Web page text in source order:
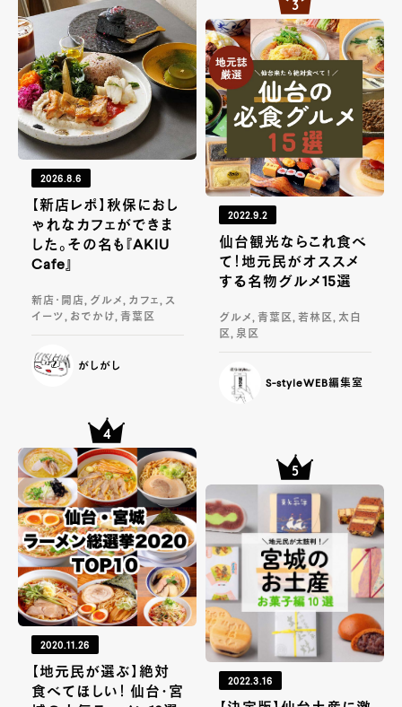
2026.8.6
【新店レポ】秋保におし
ゃれなカフェができま
した。その名も『AKIU
Cafe』
新店・開店, グルメ, カフェ, ス
イーツ, おでかけ, 青葉区
がしがし
2022.9.2
仙台観光ならこれ食べ
て！地元民がオススメ
する名物グルメ15選
グルメ, 青葉区, 若林区, 太白
区, 泉区
S-styleWEB編集室
2020.11.26
【地元民が選ぶ】絶対
食べてほしい！ 仙台・宮
2022.3.16